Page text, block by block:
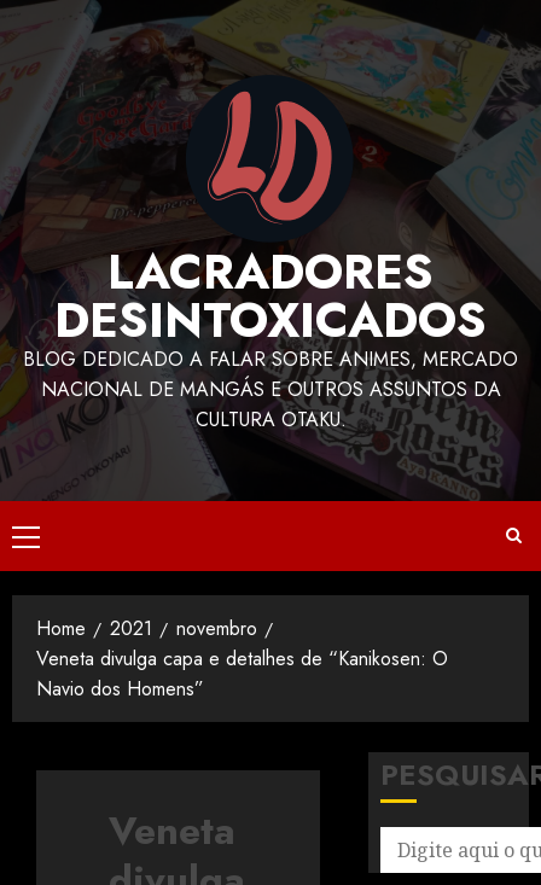
LACRADORES
DESINTOXICADOS
BLOG DEDICADO A FALAR SOBRE ANIMES, MERCADO
NACIONAL DE MANGÁS E OUTROS ASSUNTOS DA
CULTURA OTAKU.
Home 2021
novembro
Veneta divulga capa e detalhes de “Kanikosen: O
Navio dos Homens”
Veneta